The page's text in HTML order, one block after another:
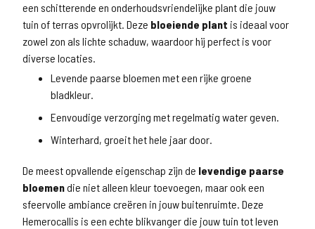
een schitterende en onderhoudsvriendelijke plant die jouw
tuin of terras opvrolijkt. Deze bloeiende plant is ideaal voor
zowel zon als lichte schaduw, waardoor hij perfect is voor
diverse locaties.
Levende paarse bloemen met een rijke groene
bladkleur.
Eenvoudige verzorging met regelmatig water geven.
Winterhard, groeit het hele jaar door.
De meest opvallende eigenschap zijn de levendige paarse
bloemendie niet alleen kleur toevoegen, maar ook een
sfeervolle ambiance creëren in jouw buitenruimte. Deze
Hemerocallis is een echte blikvanger die jouw tuin tot leven